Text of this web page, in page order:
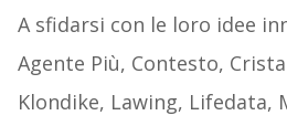
A sfidarsi con le loro idee
Agente Più, Contesto,
Klondike, Lawing, Lifedata,